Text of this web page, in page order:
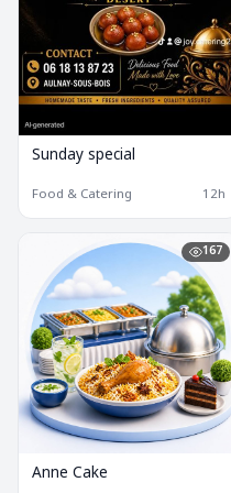
Sunday special
Food & Catering 12h
167
Anne Cake